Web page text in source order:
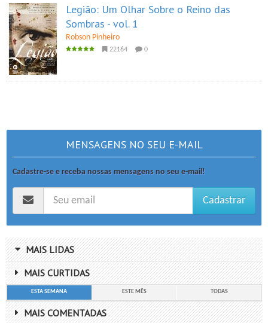
Legião: Um Olhar Sobre o Reino das
Sombras - vol. 1
Robson Pinheiro
22164 0
MENSAGENS NO SEU E-MAIL
Cadastre-se e receba nossas mensagens no seu e-mail!
Cadastrar
MAIS LIDAS
MAIS CURTIDAS
ESTA SEMANA ESTE MÊS TODAS
MAIS COMENTADAS